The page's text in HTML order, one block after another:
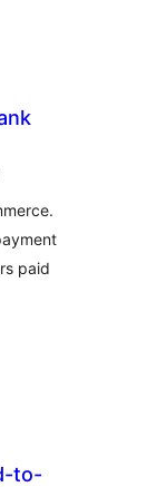
paid
to-